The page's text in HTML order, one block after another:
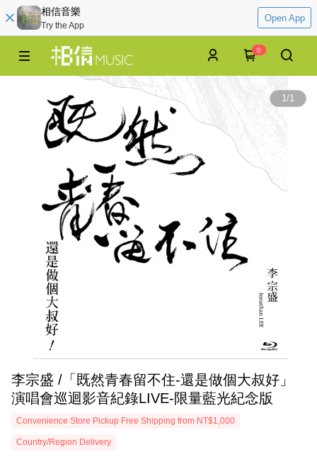
相信音樂
Try the App
Open App
0
1/1
李宗盛 /「既然青春留不住-還是做個大叔好」
演唱會巡迴影音紀錄LIVE-限量藍光紀念版
Convenience Store Pickup Free Shipping from NT$1,000
Country/Region Delivery